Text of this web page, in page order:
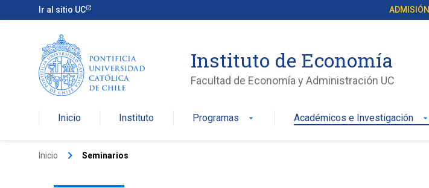
Ir al sitio UC ADMISIÓN
Instituto de Economía
Facultad de Economía y Administración UC
Inicio Instituto Programas arrow_drop_down Académicos e Investigación arrow_drop_down
Inicio keyboard_arrow_right Seminarios